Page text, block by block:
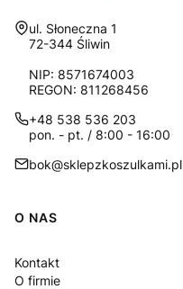
Adres:
ul. Słoneczna 1
72-344 Śliwin
NIP: 8571674003
REGON: 811268456
+48 538 536 203
pon. - pt. / 8:00 - 16:00
bok@sklepzkoszulkami.pl
Linki w stopce
O NAS
Kontakt
O firmie